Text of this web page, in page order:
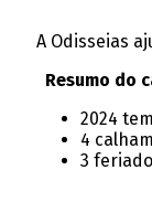
A Odisseias
Resumo do
2024
4
3